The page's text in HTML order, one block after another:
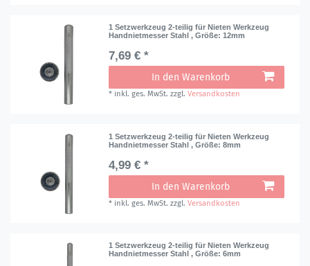
1 Setzwerkzeug 2-teilig für Nieten Werkzeug
Handnietmesser Stahl, Größe: 12mm
7,69 € *
In den Warenkorb
* inkl. ges. MwSt. zzgl.Versandkosten
1 Setzwerkzeug 2-teilig für Nieten Werkzeug
Handnietmesser Stahl, Größe: 8mm
4,99 € *
In den Warenkorb
* inkl. ges. MwSt. zzgl.Versandkosten
1 Setzwerkzeug 2-teilig für Nieten Werkzeug
Handnietmesser Stahl, Größe: 6mm